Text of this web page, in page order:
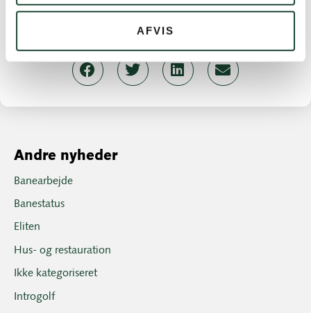
AFVIS
Andre nyheder
Banearbejde
Banestatus
Eliten
Hus- og restauration
Ikke kategoriseret
Introgolf